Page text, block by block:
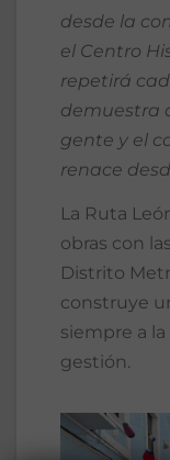
desde la
el Centro
repetirá
demuestra
gente y el
renace
La Ruta
obras con
Distrito
construye
siempre a
gestión.